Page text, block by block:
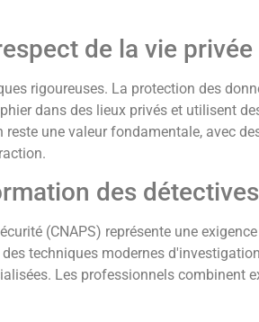
de la vie privée
rigoureuses. La protection des
dans des lieux privés et utilisent
une valeur fondamentale, avec
des détectives
(CNAPS) représente une
techniques modernes
Les professionnels combinent